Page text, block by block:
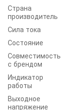
Страна
производитель
Сила тока
Состояние
Совместимость
с брендом
Индикатор
работы
Выходное
напряжение